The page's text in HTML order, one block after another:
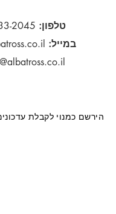
טלפון: 2045
במייל:
הירשם כמנוי לקבלת